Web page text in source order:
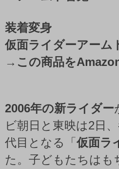
装着変身
仮面ライダーアーム
→ この商品を
2006年の新ライダー
ビ朝日と東映は2日
代目となる「 仮面ラ
た。子どもたちはも